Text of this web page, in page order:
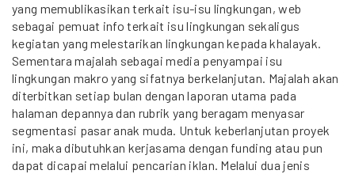
yang memublikasikan terkait isu-isu lingkungan, web
sebagai pemuat info terkait isu lingkungan sekaligus
kegiatan yang melestarikan lingkungan kepada khalayak.
Sementara majalah sebagai media penyampai isu
lingkungan makro yang sifatnya berkelanjutan. Majalah akan
diterbitkan setiap bulan dengan laporan utama pada
halaman depannya dan rubrik yang beragam menyasar
segmentasi pasar anak muda. Untuk keberlanjutan proyek
ini, maka dibutuhkan kerjasama dengan funding atau pun
dapat dicapai melalui pencarian iklan. Melalui dua jenis